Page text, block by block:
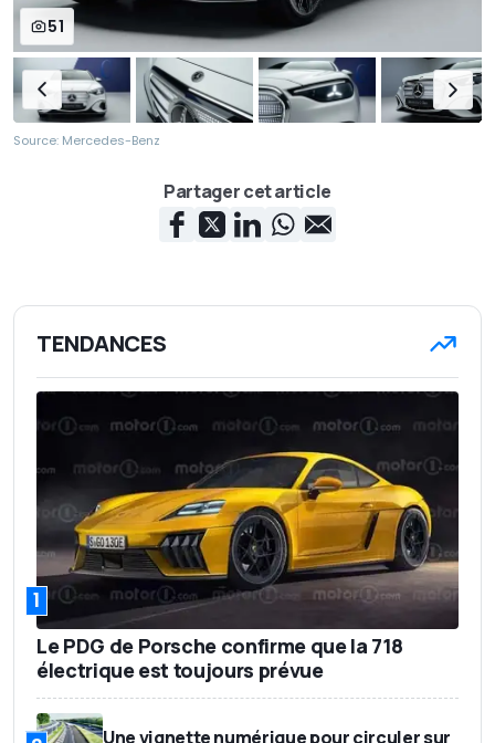
51
Source: Mercedes-Benz
Partager cet article
TENDANCES
1
Le PDG de Porsche confirme que la 718
électrique est toujours prévue
Une vignette numérique pour circuler sur